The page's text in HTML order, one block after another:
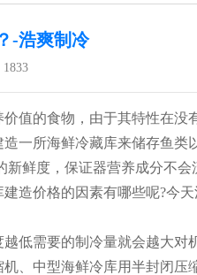
-浩爽制冷
1833
值的食物，由于其特性在没
一所海鲜冷藏库来储存鱼类
鲜度，保证器营养成分不会
造价格的因素有哪些呢?今
低需要的制冷量就会越大对
、中型海鲜冷库用半封闭压